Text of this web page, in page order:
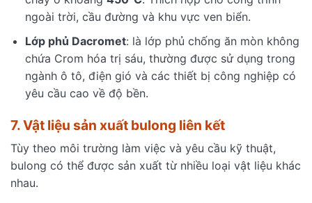
ngoài trời, cầu đường và khu vực ven biển.
Lớp phủ Dacromet: là lớp phủ chống ăn mòn không
chứa Crom hóa trị sáu, thường được sử dụng trong
ngành ô tô, điện gió và các thiết bị công nghiệp có
yêu cầu cao về độ bền.
7. Vật liệu sản xuất bulong liên kết
Tùy theo môi trường làm việc và yêu cầu kỹ thuật,
bulong có thể được sản xuất từ nhiều loại vật liệu khác
nhau.